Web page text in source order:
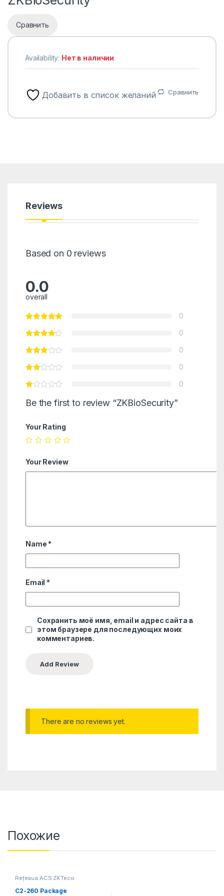
Сравнить
Availability: Нет в наличии
Добавить в список желаний Сравнить
Reviews
Based on 0 reviews
0.0
overall
0
0
0
0
0
Be the first to review “ZKBioSecurity”
Your Rating
Your Review
Name *
Email *
Сохранить моё имя, email и адрес сайта в
этом браузере для последующих моих
комментариев.
There are no reviews yet.
Похожие
Rețeaua ACS ZKTeco
C2-260 Package